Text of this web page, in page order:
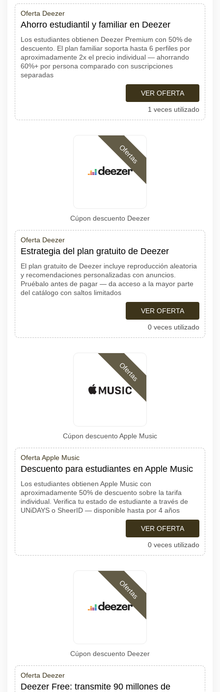
Oferta Deezer
Ahorro estudiantil y familiar en Deezer
Los estudiantes obtienen Deezer Premium con 50% de
descuento. El plan familiar soporta hasta 6 perfiles por
aproximadamente 2x el precio individual — ahorrando
60%+ por persona comparado con suscripciones
separadas
VER OFERTA
1 veces utilizado
Ofertas
Cúpon descuento Deezer
Oferta Deezer
Estrategia del plan gratuito de Deezer
El plan gratuito de Deezer incluye reproducción aleatoria
y recomendaciones personalizadas con anuncios.
Pruébalo antes de pagar — da acceso a la mayor parte
del catálogo con saltos limitados
VER OFERTA
0 veces utilizado
Ofertas
Cúpon descuento Apple Music
Oferta Apple Music
Descuento para estudiantes en Apple Music
Los estudiantes obtienen Apple Music con
aproximadamente 50% de descuento sobre la tarifa
individual. Verifica tu estado de estudiante a través de
UNiDAYS o SheerID — disponible hasta por 4 años
VER OFERTA
0 veces utilizado
Ofertas
Cúpon descuento Deezer
Oferta Deezer
Deezer Free: transmite 90 millones de